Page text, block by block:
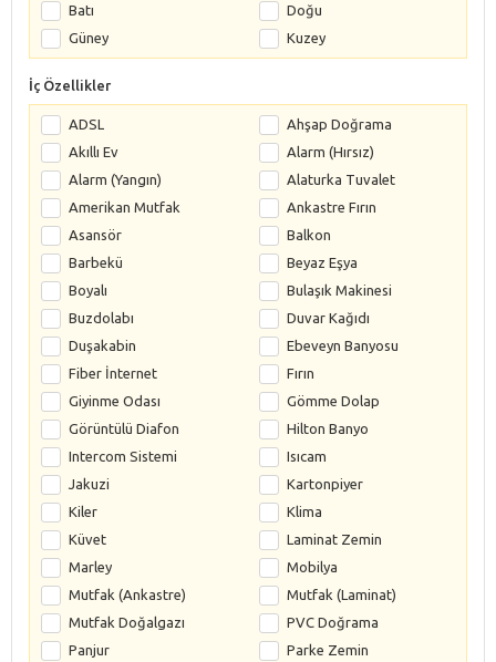
Batı
Doğu
Güney
Kuzey
İç Özellikler
ADSL
Ahşap Doğrama
Akıllı Ev
Alarm (Hırsız)
Alarm (Yangın)
Alaturka Tuvalet
Amerikan Mutfak
Ankastre Fırın
Asansör
Balkon
Barbekü
Beyaz Eşya
Boyalı
Bulaşık Makinesi
Buzdolabı
Duvar Kağıdı
Duşakabin
Ebeveyn Banyosu
Fiber İnternet
Fırın
Giyinme Odası
Gömme Dolap
Görüntülü Diafon
Hilton Banyo
Intercom Sistemi
Isıcam
Jakuzi
Kartonpiyer
Kiler
Klima
Küvet
Laminat Zemin
Marley
Mobilya
Mutfak (Ankastre)
Mutfak (Laminat)
Mutfak Doğalgazı
PVC Doğrama
Panjur
Parke Zemin